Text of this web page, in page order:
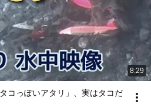
8:29
コっぽいアタリ」、実はタコだ